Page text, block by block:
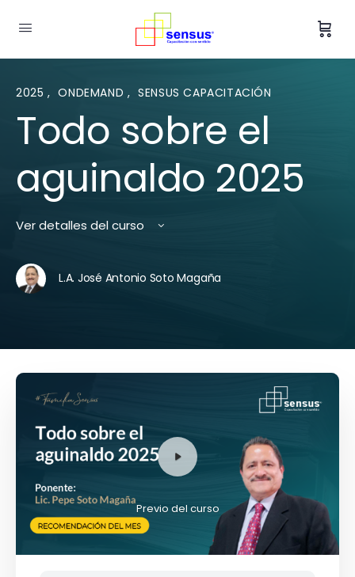
2025, ONDEMAND , SENSUS CAPACITACIÓN
Todo sobre el
aguinaldo 2025
Ver detalles del curso
L.A. José Antonio Soto Magaña
Previo del curso